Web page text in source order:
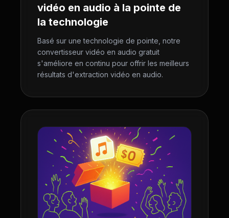
vidéo en audio à la pointe de
la technologie
Basé sur une technologie de pointe, notre
convertisseur vidéo en audio gratuit
s'améliore en continu pour offrir les meilleurs
résultats d'extraction vidéo en audio.